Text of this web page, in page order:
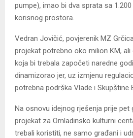
pumpe), imao bi dva sprata sa
korisnog prostora.
Vedran Jovičić, povjerenik MZ
projekat potrebno oko milion KM,
koja bi trebala započeti naredne
dinamizorao jer, uz izmjenu
potrebna podrška Vlade i Skupštine
Na osnovu idejnog rješenja prije pet
projekat za Omladinsko kulturni
trebali koristiti, ne samo građani i